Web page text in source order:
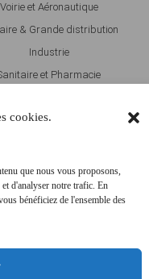
cookies.
que nous vous proposons,
d'analyser notre trafic. En
bénéficiez de l'ensemble des
Voirie et Aéronautique
& Grande distribution
Industrie
et Pharmacie
Agroalimentaire
Contactez-nous
Ternay, France